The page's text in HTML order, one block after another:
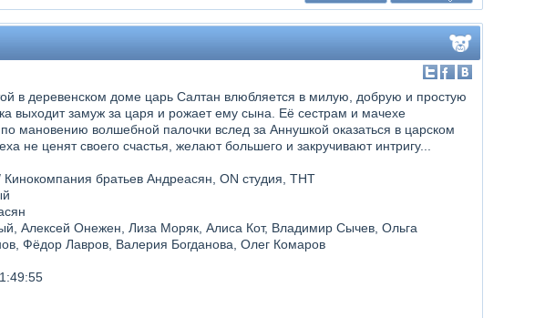
в деревенском доме царь Салтан влюбляется в милую, добрую и простую
выходит замуж за царя и рожает ему сына. Её сестрам и мачехе
мановению волшебной палочки вслед за Аннушкой оказаться в царском
не ценят своего счастья, желают большего и закручивают интригу...
Кинокомпания братьев Андреасян, ON студия, ТНТ
Алексей Онежен, Лиза Моряк, Алиса Кот, Владимир Сычев, Ольга
Фёдор Лавров, Валерия Богданова, Олег Комаров